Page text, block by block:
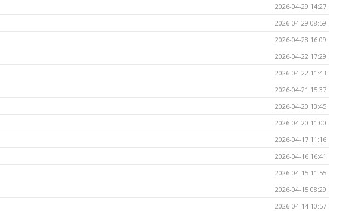
2026-04-29 14:27
2026-04-29 08:59
2026-04-28 16:09
2026-04-22 17:29
2026-04-22 11:43
2026-04-21 15:37
2026-04-20 13:45
2026-04-20 11:00
2026-04-17 11:16
2026-04-16 16:41
2026-04-15 11:55
2026-04-15 08:29
2026-04-14 10:57